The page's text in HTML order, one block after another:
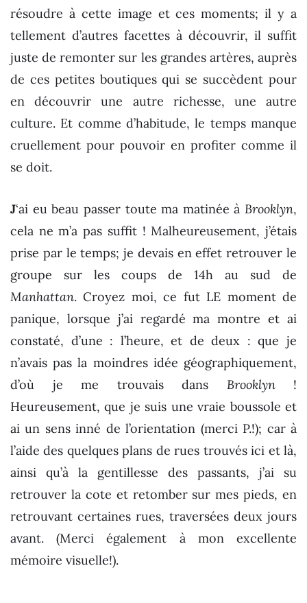
résoudre à cette image et ces moments; il y a
tellement d’autres facettes à découvrir, il suffit
juste de remonter sur les grandes artères, auprès
de ces petites boutiques qui se succèdent pour
en découvrir une autre richesse, une autre
culture. Et comme d’habitude, le temps manque
cruellement pour pouvoir en profiter comme il
se doit.
J‘ai eu beau passer toute ma matinée à Brooklyn,
cela ne m’a pas suffit ! Malheureusement, j’étais
prise par le temps; je devais en effet retrouver le
groupe sur les coups de 14h au sud de
Manhattan. Croyez moi, ce fut LE moment de
panique, lorsque j’ai regardé ma montre et ai
constaté, d’une : l’heure, et de deux : que je
n’avais pas la moindres idée géographiquement,
d’où je me trouvais dans Brooklyn!
Heureusement, que je suis une vraie boussole et
ai un sens inné de l’orientation (merci P.!); car à
l’aide des quelques plans de rues trouvés ici et là,
ainsi qu’à la gentillesse des passants, j’ai su
retrouver la cote et retomber sur mes pieds, en
retrouvant certaines rues, traversées deux jours
avant. (Merci également à mon excellente
mémoire visuelle!).